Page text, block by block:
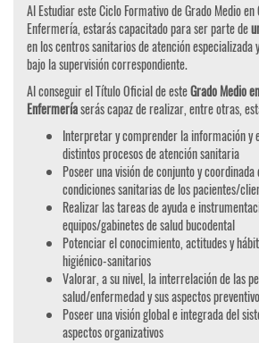
Al Estudiar este Ciclo Formativo de Grado Medio
Enfermería, estarás capacitado para ser parte de
en los centros sanitarios de atención
bajo la supervisión correspondiente.
Al conseguir el Título Oficial de esteGrado Medio
Enfermeríaserás capaz de realizar, entre otras,
Interpretar y comprender la información y
distintos procesos de atención sanitaria
Poseer una visión de conjunto y
condiciones sanitarias de los pacientes/
Realizar las tareas de ayuda e
equipos/gabinetes de salud bucodental
Potenciar el conocimiento, actitudes y
higiénico-sanitarios
Valorar, a su nivel, la interrelación de las
salud/enfermedad y sus aspectos
Poseer una visión global e integrada del
aspectos organizativos